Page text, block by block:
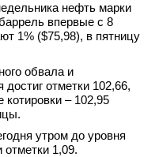
нефть марки
впервые с 8
1% ($75,98), в пятницу
обвала и
достиг отметки 102,66,
– 102,95
утром до уровня
отметки 1,09.